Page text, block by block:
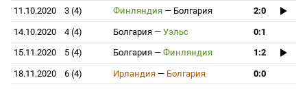
11.10.2020 3 (4) Финляндия — Болгария 2:0
14.10.2020 4 (4) Болгария — Уэльс
0:1
15.11.2020
5 (4) Болгария — Финляндия 1:2
18.11.2020 6 (4) Ирландия — Болгария 0:0